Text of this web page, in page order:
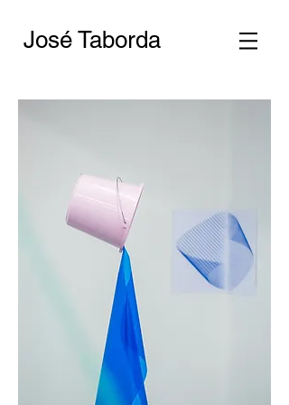
José Taborda